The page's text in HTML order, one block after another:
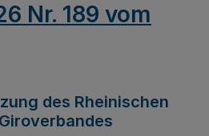
Nr. 189 vom
des Rheinischen